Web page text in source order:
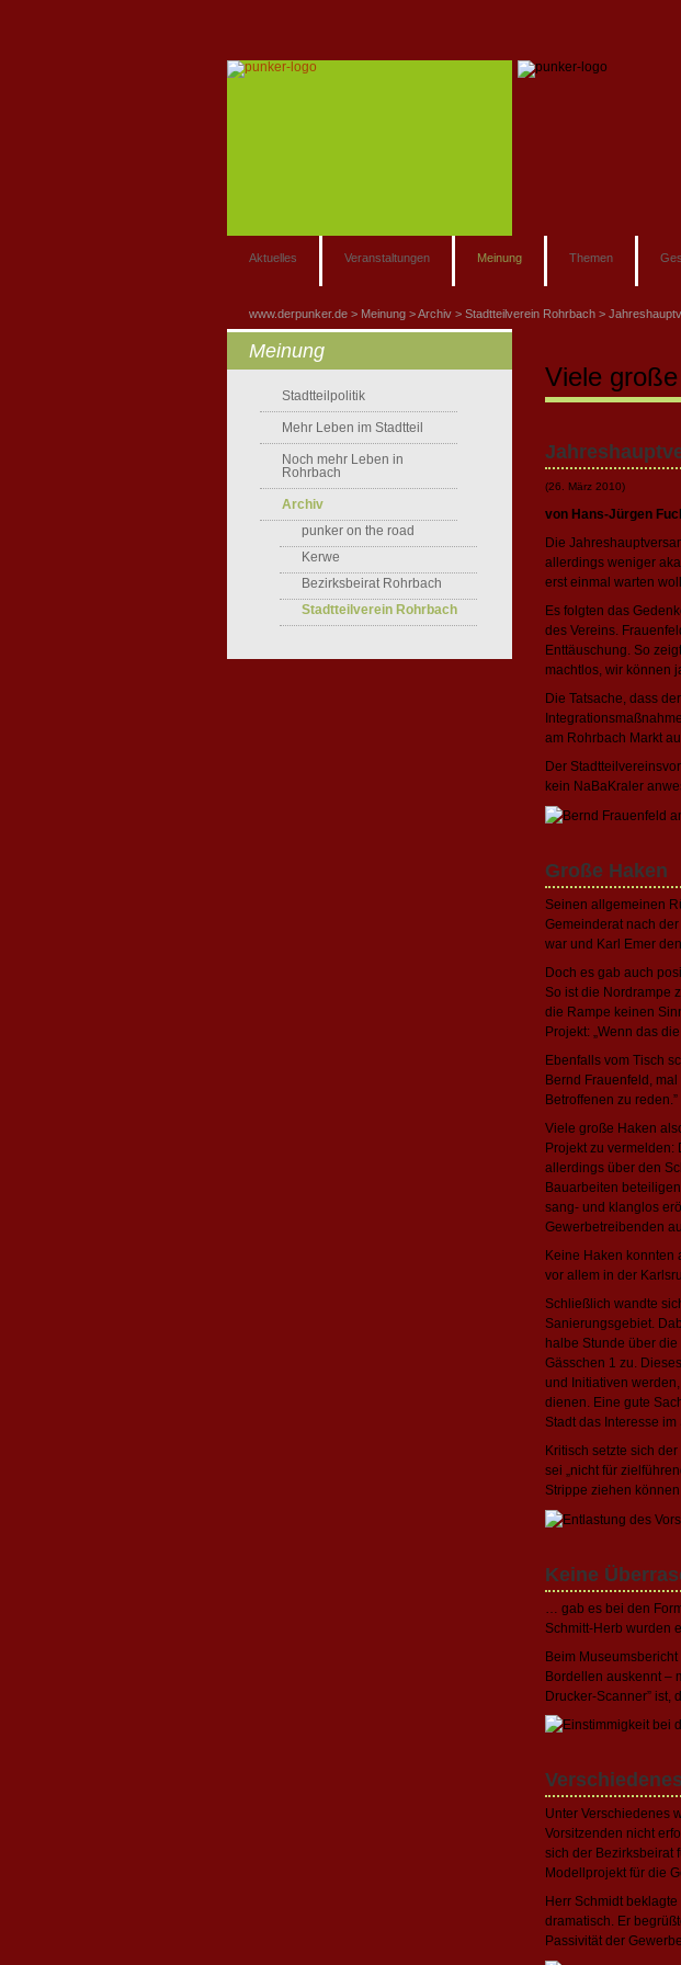
Aktuelles Veranstaltungen Meinung Themen
www.derpunker.de Meinung Archiv Stadtteilverein Rohrbach
Viele
(26. März 2010)
von Hans-Jürgen
Die
allerdings weniger
erst einmal warten
Es folgten das
des Vereins.
Enttäuschung. So
machtlos, wir können
Die Tatsache, dass
am Rohrbach Markt
Der
kein NaBaKraler
Große Haken
Seinen allgemeinen
Gemeinderat nach
war und Karl Emer
Doch es gab auch
So ist die Nordrampe
die Rampe keinen
Projekt: „Wenn das
Ebenfalls vom Tisch
Bernd Frauenfeld,
Betroffenen zu reden.”
Viele große Haken
Projekt zu vermelden:
allerdings über den
Bauarbeiten
sang- und klanglos
Gewerbetreibenden
Keine Haken konnten
vor allem in der
Schließlich wandte
Sanierungsgebiet.
halbe Stunde über
Gässchen 1 zu.
und Initiativen
dienen. Eine gute
Stadt das Interesse
Kritisch setzte sich
sei „nicht für
Strippe ziehen
Keine
… gab es bei den
Schmitt-Herb wurden
Beim
Bordellen auskennt –
Drucker-Scanner” ist,
Verschiedenes
Unter Verschiedenes
Vorsitzenden nicht
sich der Bezirksbeirat
Modellprojekt für die
Herr Schmidt
dramatisch. Er
Passivität der
Meinung
Stadtteilpolitik
Mehr Leben im Stadtteil
Noch mehr Leben in
Rohrbach
Archiv
punker on the road
Kerwe
Bezirksbeirat Rohrbach
Stadtteilverein Rohrbach